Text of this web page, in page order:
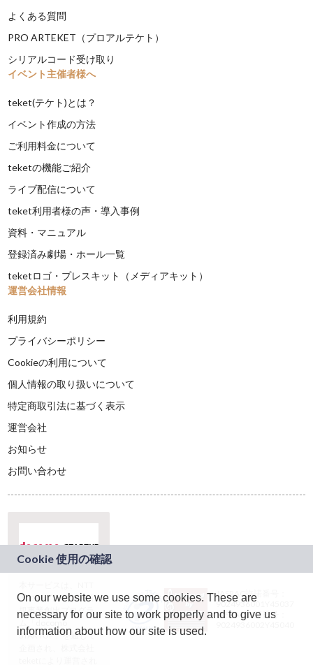
よくある質問
PRO ARTEKET（プロアルテケト）
シリアルコード受け取り
イベント主催者様へ
teket(テケト)とは？
イベント作成の方法
ご利用料金について
teketの機能ご紹介
ライブ配信について
teket利用者様の声・導入事例
資料・マニュアル
登録済み劇場・ホール一覧
teketロゴ・プレスキット（メディアキット）
運営会社情報
利用規約
プライバシーポリシー
Cookieの利用について
個人情報の取り扱いについて
特定商取引法に基づく表示
運営会社
お知らせ
お問い合わせ
ドコモグループの新
規事業創出プログラ
ム「docomo
STARTUP」を通じて
JASRAC許諾番号：
9024936001Y45037
JASRAC許諾番号：
On our website we use some cookies. These are
necessary for our site to work properly and to give us
information about how our site is used.